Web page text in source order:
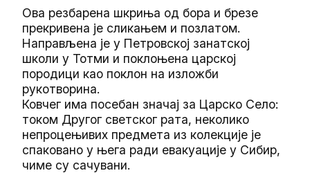
Ова резбарена шкриња од бора и брезе
прекривена је сликањем и позлатом.
Направљена је у Петровској занатској
школи у Тотми и поклоњена царској
породици као поклон на изложби
рукотворина.
Ковчег има посебан значај за Царско Село:
током Другог светског рата, неколико
непроцењивих предмета из колекције је
спаковано у њега ради евакуације у Сибир,
чиме су сачувани.